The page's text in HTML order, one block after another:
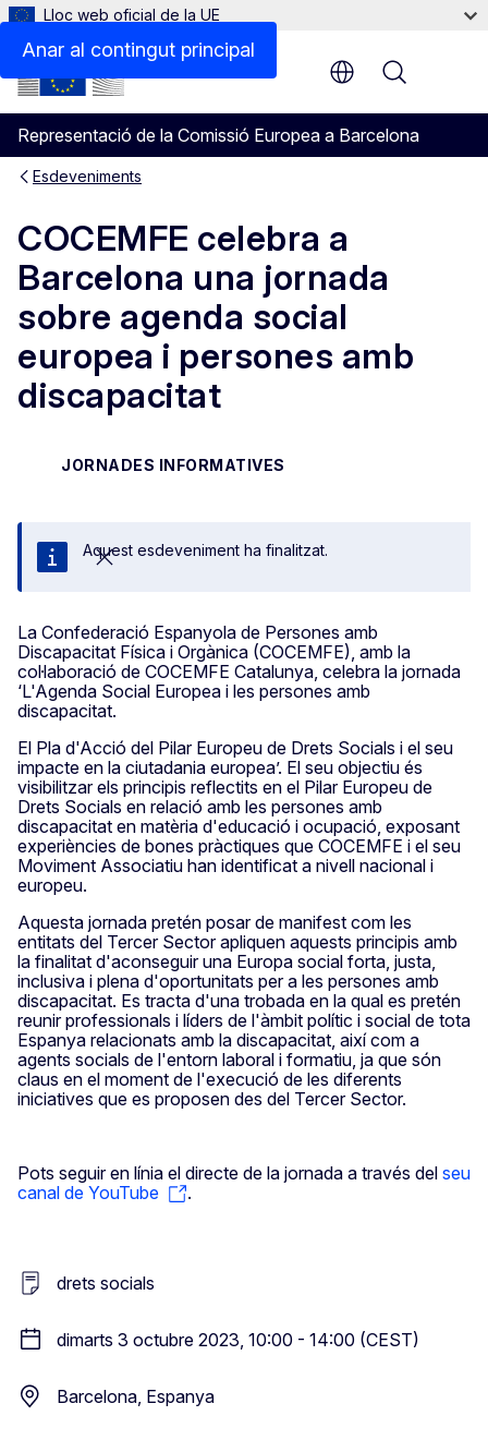
Anar al contingut principal
Lloc web oficial de la UE
Representació de la Comissió Europea a Barcelona
Menu
Esdeveniments
COCEMFE celebra a
Barcelona una jornada
sobre agenda social
europea i persones amb
discapacitat
JORNADES INFORMATIVES
Tanca
Aquest esdeveniment ha finalitzat.
La Confederació Espanyola de Persones amb
Discapacitat Física i Orgànica (COCEMFE), amb la
col·laboració de COCEMFE Catalunya, celebra la jornada
‘L'Agenda Social Europea i les persones amb
discapacitat.
El Pla d'Acció del Pilar Europeu de Drets Socials i el seu
impacte en la ciutadania europea’. El seu objectiu és
visibilitzar els principis reflectits en el Pilar Europeu de
Drets Socials en relació amb les persones amb
discapacitat en matèria d'educació i ocupació, exposant
experiències de bones pràctiques que COCEMFE i el seu
Moviment Associatiu han identificat a nivell nacional i
europeu.
Aquesta jornada pretén posar de manifest com les
entitats del Tercer Sector apliquen aquests principis amb
la finalitat d'aconseguir una Europa social forta, justa,
inclusiva i plena d'oportunitats per a les persones amb
discapacitat. Es tracta d'una trobada en la qual es pretén
reunir professionals i líders de l'àmbit polític i social de tota
Espanya relacionats amb la discapacitat, així com a
agents socials de l'entorn laboral i formatiu, ja que són
claus en el moment de l'execució de les diferents
iniciatives que es proposen des del Tercer Sector.
Pots seguir en línia el directe de la jornada a través del seu
canal de YouTube
.
drets socials
dimarts 3 octubre 2023, 10:00 - 14:00 (CEST)
Barcelona, Espanya